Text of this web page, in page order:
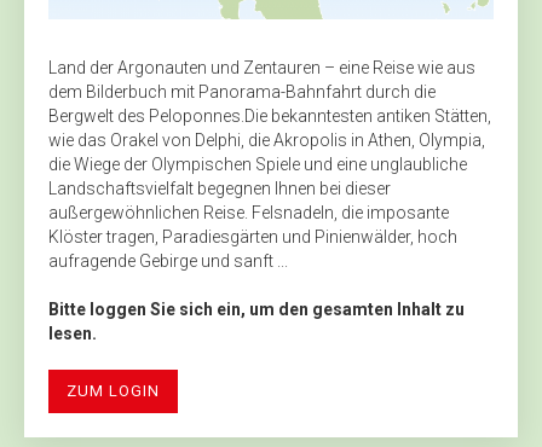
Land der Argonauten und Zentauren – eine Reise wie aus
dem Bilderbuch mit Panorama-Bahnfahrt durch die
Bergwelt des Peloponnes.Die bekanntesten antiken Stätten,
wie das Orakel von Delphi, die Akropolis in Athen, Olympia,
die Wiege der Olympischen Spiele und eine unglaubliche
Landschaftsvielfalt begegnen Ihnen bei dieser
außergewöhnlichen Reise. Felsnadeln, die imposante
Klöster tragen, Paradiesgärten und Pinienwälder, hoch
aufragende Gebirge und sanft ...
Bitte loggen Sie sich ein, um den gesamten Inhalt zu
lesen.
ZUM LOGIN